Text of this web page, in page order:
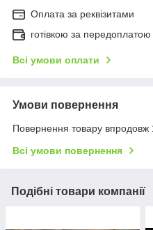
Оплата за реквізитами
готівкою за передоплатою
Всі умови оплати
Умови повернення
Повернення товару впродовж
Всі умови повернення
Подібні товари компанії